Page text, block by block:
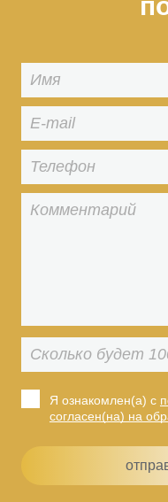
Я ознакомлен(а) с
согласен(на) на